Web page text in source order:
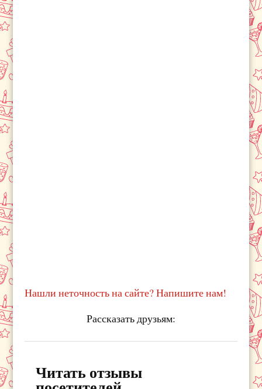
Нашли неточность на сайте? Напишите нам!
Рассказать друзьям:
Читать отзывы